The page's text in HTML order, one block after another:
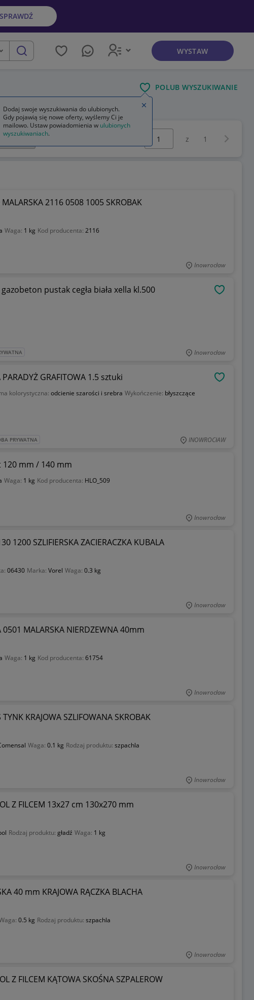
SPRAWDŹ
szukaj WYSTAW
POLUB WYSZUKIWANIE
z 1
2116 0508 1005 SKROBAK
Waga: 1 kg Kod producenta: 2116
Inowrocław
pustak cegła biała xella kl.500
Inowrocław
GRAFITOWA 1.5 sztuki
kolorystyczna: odcienie szarości i srebra Wykończenie: błyszczące
PRYWATNA INOWROCłAW
120 mm / 140 mm
Waga: 1 kg Kod producenta: HLO_509
Inowrocław
1200 SZLIFIERSKA ZACIERACZKA KUBALA
06430 Marka: Vorel Waga: 0.3 kg
Inowrocław
0501 MALARSKA NIERDZEWNA 40mm
Waga: 1 kg Kod producenta: 61754
Inowrocław
KRAJOWA SZLIFOWANA SKROBAK
Waga: 0.1 kg Rodzaj produktu: szpachla
Inowrocław
Z FILCEM 13x27 cm 130x270 mm
Rodzaj produktu: gładź Waga: 1 kg
Inowrocław
40 mm KRAJOWA RĄCZKA BLACHA
0.5 kg Rodzaj produktu: szpachla
Inowrocław
Z FILCEM KĄTOWA SKOŚNA SZPALEROW
Dodaj swoje wyszukiwania do ulubionych.
Gdy pojawią się nowe oferty, wyślemy Ci je
mailowo. Ustaw powiadomienia w ulubionych
wyszukiwaniach.
Zamknij wskazówkę